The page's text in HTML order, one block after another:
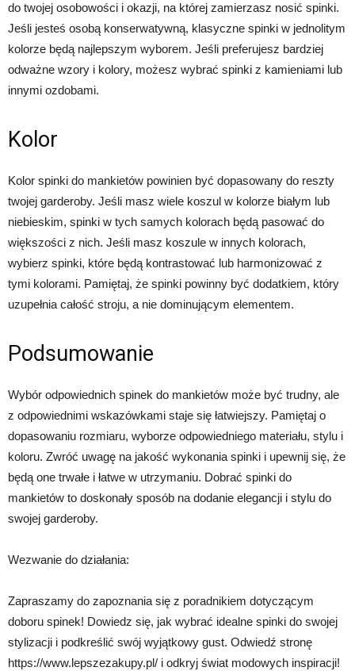
do twojej osobowości i okazji, na której zamierzasz nosić spinki.
Jeśli jesteś osobą konserwatywną, klasyczne spinki w jednolitym
kolorze będą najlepszym wyborem. Jeśli preferujesz bardziej
odważne wzory i kolory, możesz wybrać spinki z kamieniami lub
innymi ozdobami.
Kolor
Kolor spinki do mankietów powinien być dopasowany do reszty
twojej garderoby. Jeśli masz wiele koszul w kolorze białym lub
niebieskim, spinki w tych samych kolorach będą pasować do
większości z nich. Jeśli masz koszule w innych kolorach,
wybierz spinki, które będą kontrastować lub harmonizować z
tymi kolorami. Pamiętaj, że spinki powinny być dodatkiem, który
uzupełnia całość stroju, a nie dominującym elementem.
Podsumowanie
Wybór odpowiednich spinek do mankietów może być trudny, ale
z odpowiednimi wskazówkami staje się łatwiejszy. Pamiętaj o
dopasowaniu rozmiaru, wyborze odpowiedniego materiału, stylu i
koloru. Zwróć uwagę na jakość wykonania spinki i upewnij się, że
będą one trwałe i łatwe w utrzymaniu. Dobrać spinki do
mankietów to doskonały sposób na dodanie elegancji i stylu do
swojej garderoby.
Wezwanie do działania:
Zapraszamy do zapoznania się z poradnikiem dotyczącym
doboru spinek! Dowiedz się, jak wybrać idealne spinki do swojej
stylizacji i podkreślić swój wyjątkowy gust. Odwiedź stronę
https://www.lepszezakupy.pl/ i odkryj świat modowych inspiracji!